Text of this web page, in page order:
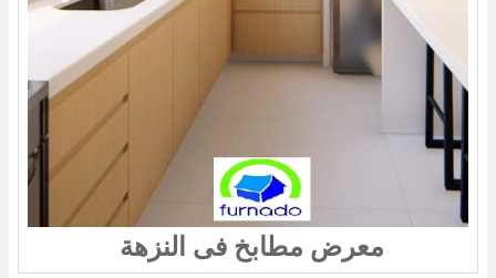
معرض مطابخ فى النزهة